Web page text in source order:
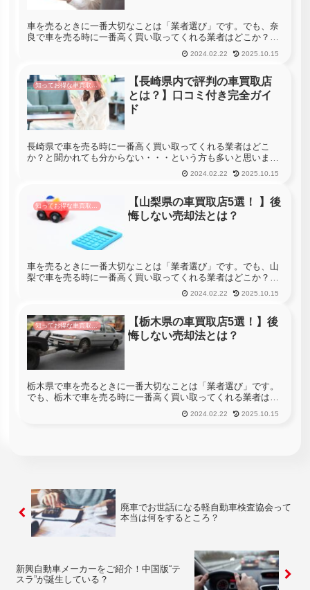
車を売るときに一番大切なことは「業者選び」です。でも、奈
良で車を売る時に一番高く買い取ってくれる業者はどこか？っ
て聞かれても分からない・・・という方も多いと思います。奈
良には259社の車買取店があります。車を売る時に奈良のすべ
2024.02.22 2025.10.15
知ってお得な車買取情報
【長崎県内で評判の車買取店
とは？】口コミ付き完全ガイ
ド
長崎県で車を売る時に一番高く買い取ってくれる業者はどこ
か？と聞かれても分からない・・・という方も多いと思いま
す。長崎県には259社の車買取店があります。車を売る時に長
崎県のすべての店舗へ査定に行くことができれば一番高く買い
2024.02.22 2025.10.15
【山梨県の車買取店5選！ 】後
悔しない売却法とは？
車を売るときに一番大切なことは「業者選び」です。でも、山
梨で車を売る時に一番高く買い取ってくれる業者はどこか？っ
て聞かれても分からない・・・という方も多いと思います。山
梨には106社の車買取店があります。車を売る時に山梨のすべ
2024.02.22 2025.10.15
知ってお得な車買取情報
【栃木県の車買取店5選！】後
悔しない売却法とは？
栃木県で車を売るときに一番大切なことは「業者選び」です。
でも、栃木で車を売る時に一番高く買い取ってくれる業者はど
こか？って聞かれても分からない・・・という方も多いと思い
ます。栃木の車買取業者は231社あります。車を売る時に栃木
2024.02.22 2025.10.15
廃車でお世話になる軽自動車検査協会って
本当は何をするところ？
新興自動車メーカーをご紹介！中国版“テ
スラ”が誕生している？